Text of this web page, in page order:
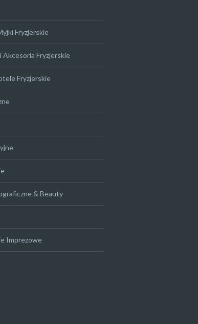
Fryzjerskie
Akcesoria Fryzjerskie
Fryzjerskie
& Beauty
Imprezowe